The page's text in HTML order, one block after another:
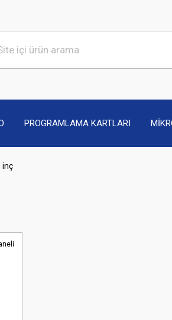
PROGRAMLAMA KARTLARI
inç